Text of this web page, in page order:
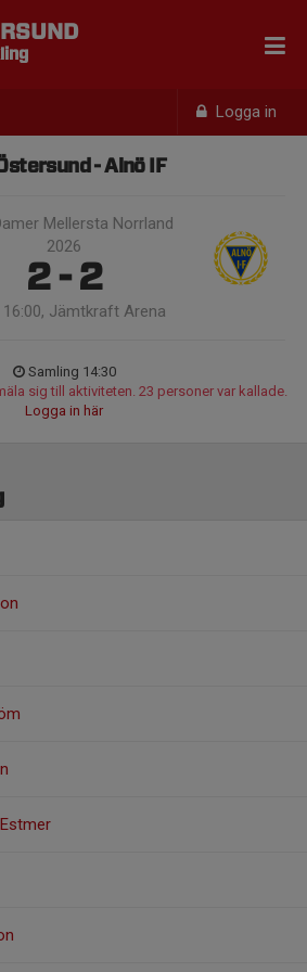
Logga in
Östersund - Alnö IF
Mellersta Norrland
2026
2 - 2
16:00, Jämtkraft Arena
Samling 14:30
sig till aktiviteten. 23 personer var kallade.
Logga in här